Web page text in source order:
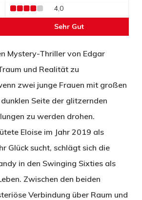
4,0
Sehr Gut
Mystery-Thriller von Edgar
und Realität zu
zwei junge Frauen mit großen
Seite der glitzernden
zu werden drohen.
Eloise im Jahr 2019 als
Glück sucht, schlägt sich die
in den Swinging Sixties als
Zwischen den beiden
Verbindung über Raum und